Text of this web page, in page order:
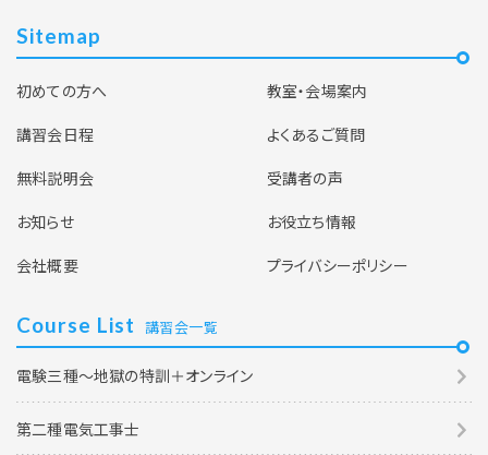
Sitemap
初めての方へ
教室・会場案内
講習会日程
よくあるご質問
無料説明会
受講者の声
お知らせ
お役立ち情報
会社概要
プライバシーポリシー
Course List 講習会一覧
電験三種～地獄の特訓＋オンライン
第二種電気工事士